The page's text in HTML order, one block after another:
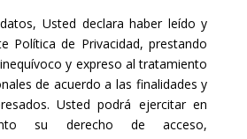
Usted declara haber leído y
Política de Privacidad, prestando
y expreso al tratamiento
de acuerdo a las finalidades y
Usted podrá ejercitar en
su derecho de acceso,